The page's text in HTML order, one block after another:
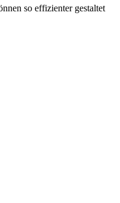
so effizienter gestaltet